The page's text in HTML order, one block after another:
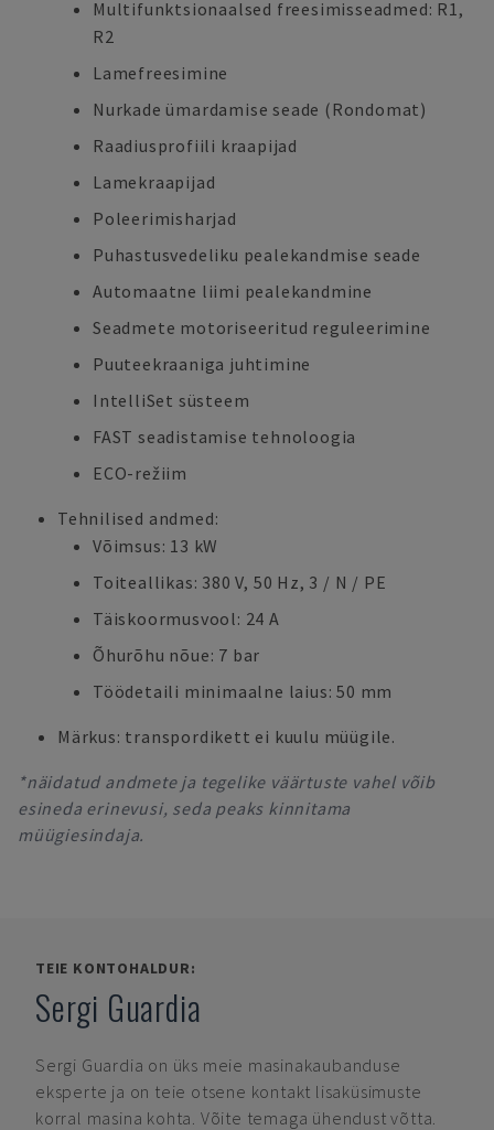
Multifunktsionaalsed freesimisseadmed: R1,
R2
Lamefreesimine
Nurkade ümardamise seade (Rondomat)
Raadiusprofiili kraapijad
Lamekraapijad
Poleerimisharjad
Puhastusvedeliku pealekandmise seade
Automaatne liimi pealekandmine
Seadmete motoriseeritud reguleerimine
Puuteekraaniga juhtimine
IntelliSet süsteem
FAST seadistamise tehnoloogia
ECO-režiim
Tehnilised andmed:
Võimsus: 13 kW
Toiteallikas: 380 V, 50 Hz, 3 / N / PE
Täiskoormusvool: 24 A
Õhurõhu nõue: 7 bar
Töödetaili minimaalne laius: 50 mm
Märkus: transpordikett ei kuulu müügile.
*näidatud andmete ja tegelike väärtuste vahel võib
esineda erinevusi, seda peaks kinnitama
müügiesindaja.
TEIE KONTOHALDUR:
Sergi Guardia
Sergi Guardia on üks meie masinakaubanduse
eksperte ja on teie otsene kontakt lisaküsimuste
korral masina kohta. Võite temaga ühendust võtta.